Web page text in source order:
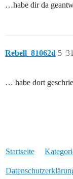
…habe dir da
Rebell_81062d 5
… habe dort
Startseite